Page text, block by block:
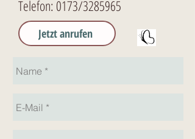
Telefon: 0173/3285965
Jetzt anrufen